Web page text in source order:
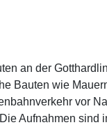
an der
Bauten wie
vor
Aufnahmen sind